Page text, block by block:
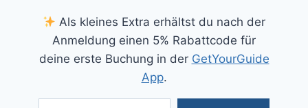
Als kleines Extra erhältst du nach der
Anmeldung einen 5% Rabattcode für
deine erste Buchung in der GetYourGuide
App.
Gib deine E-Mail-Adresse ein ...